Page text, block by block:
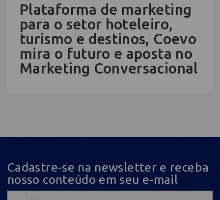
Plataforma de marketing
para o setor hoteleiro,
turismo e destinos, Coevo
mira o futuro e aposta no
Marketing Conversacional
Cadastre-se na newsletter e receba
nosso conteúdo em seu e-mail